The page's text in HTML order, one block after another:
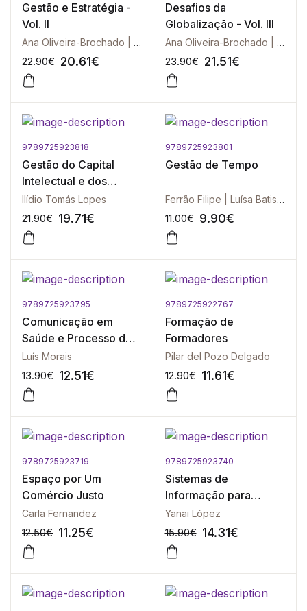
Gestão e Estratégia -
Vol. II
Ana Oliveira-Brochado | Jorge Filipe Cobra | José Manuel Fonseca | Miguel Varela | Nuno Goulart Brandão | Orlando Fontan | Rui Cruz | Sandra Miranda | Miguel Nuno Portugal | Joaquim Caetano
22.90€ 20.61€
Desafios da
Globalização - Vol. III
Ana Oliveira-Brochado | Jorge Filipe Cobra | José Manuel Fonseca | Miguel Varela | Nuno Goulart Brandão | Orlando Fontan | Rui Cruz | Sandra Miranda | Miguel Nuno Portugal | Joaquim Caetano
23.90€ 21.51€
9789725923818
Gestão do Capital
Intelectual e dos
Intangíveis na Era do
Conhecimento, A
Ilídio Tomás Lopes
21.90€ 19.71€
9789725923801
Gestão de Tempo
Ferrão Filipe | Luísa Batista | José Fernandes | Nuno Boque | Dinis dos Reis | Miriam Caçola | Joaquim Caetano
11.00€ 9.90€
9789725923795
Comunicação em
Saúde e Processo de
Mudança
Luís Morais
13.90€ 12.51€
9789725922767
Formação de
Formadores
Pilar del Pozo Delgado
12.90€ 11.61€
9789725923719
Espaço por Um
Comércio Justo
Carla Fernandez
12.50€ 11.25€
9789725923740
Sistemas de
Informação para
Gestão
Yanai López
15.90€ 14.31€